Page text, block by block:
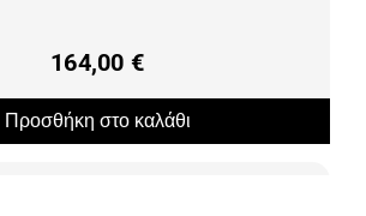
164,00 €
Προσθήκη στο καλάθι